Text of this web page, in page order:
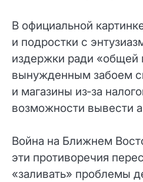
В официальной
и подростки с
издержки ради
вынужденным забоем
и магазины из‑за
возможности вывести
Война на Ближнем
эти противоречия
«заливать» проблемы